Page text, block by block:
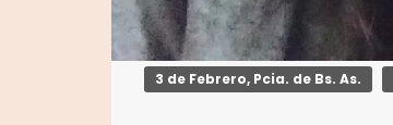
3 de Febrero, Pcia. de Bs. As.